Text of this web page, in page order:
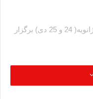
همه‌پرسی قانون اساسی مصر 14 و 15 ژانویه( 24 و 25 دی) برگزار
اخوان المسلمین